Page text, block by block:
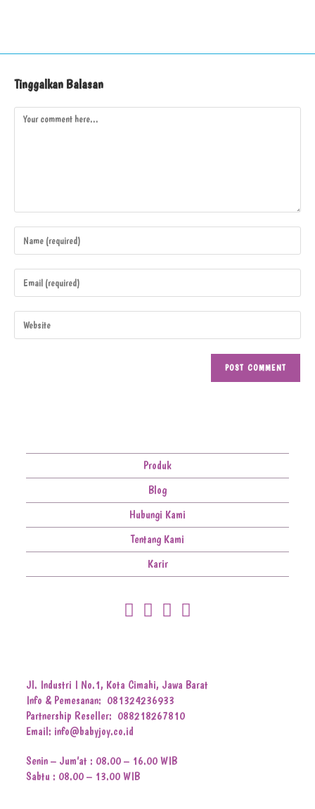
Tinggalkan Balasan
Produk
Blog
Hubungi Kami
Tentang Kami
Karir
Jl. Industri I No.1, Kota Cimahi, Jawa Barat
Info & Pemesanan: 081324236933
Partnership Reseller: 088218267810
Email: info@babyjoy.co.id
Senin – Jum’at : 08.00 – 16.00 WIB
Sabtu : 08.00 – 13.00 WIB